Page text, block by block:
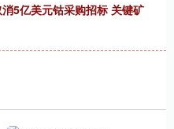
5亿美元钴采购招标 关键矿